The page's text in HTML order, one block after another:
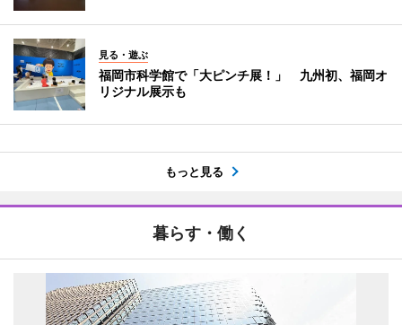
見る・遊ぶ
福岡市科学館で「大ピンチ展！」 九州初、福岡オ
リジナル展示も
もっと見る
暮らす・働く